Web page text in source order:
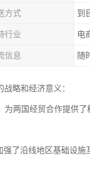
方式 到
行业 电
信息 随
略和经济意义：
两国经贸合作提供
了沿线地区基础设